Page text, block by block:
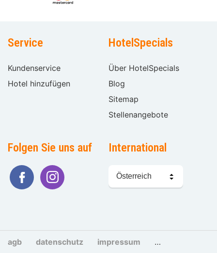
Service
Kundenservice
Hotel hinzufügen
HotelSpecials
Über HotelSpecials
Blog
Sitemap
Stellenangebote
Folgen Sie uns auf International
Sprache
wählen
agb datenschutz impressum cookies und